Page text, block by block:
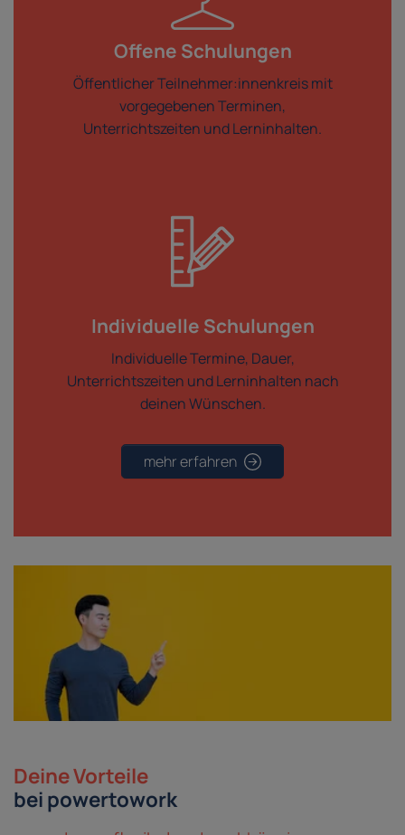
Offene Schulungen
Öffentlicher Teilnehmer:innenkreis mit
vorgegebenen Terminen,
Unterrichtszeiten und Lerninhalten.
Individuelle Schulungen
Individuelle Termine, Dauer,
Unterrichtszeiten und Lerninhalten nach
deinen Wünschen.
mehr erfahren
Deine Vorteile
bei powertowork